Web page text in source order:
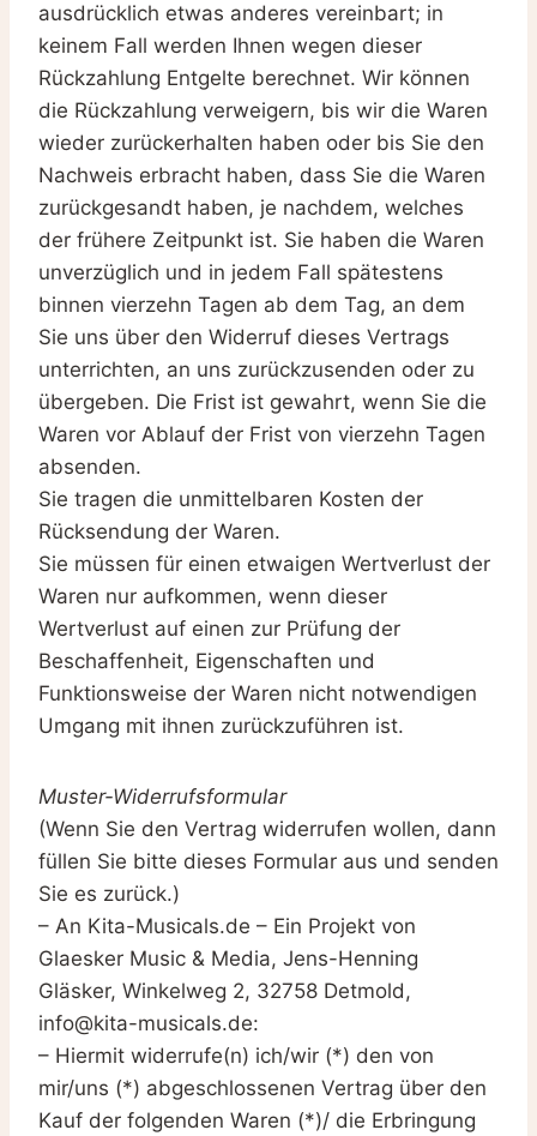
ausdrücklich etwas anderes vereinbart; in
keinem Fall werden Ihnen wegen dieser
Rückzahlung Entgelte berechnet. Wir können
die Rückzahlung verweigern, bis wir die Waren
wieder zurückerhalten haben oder bis Sie den
Nachweis erbracht haben, dass Sie die Waren
zurückgesandt haben, je nachdem, welches
der frühere Zeitpunkt ist. Sie haben die Waren
unverzüglich und in jedem Fall spätestens
binnen vierzehn Tagen ab dem Tag, an dem
Sie uns über den Widerruf dieses Vertrags
unterrichten, an uns zurückzusenden oder zu
übergeben. Die Frist ist gewahrt, wenn Sie die
Waren vor Ablauf der Frist von vierzehn Tagen
absenden.
Sie tragen die unmittelbaren Kosten der
Rücksendung der Waren.
Sie müssen für einen etwaigen Wertverlust der
Waren nur aufkommen, wenn dieser
Wertverlust auf einen zur Prüfung der
Beschaffenheit, Eigenschaften und
Funktionsweise der Waren nicht notwendigen
Umgang mit ihnen zurückzuführen ist.
Muster-Widerrufsformular
(Wenn Sie den Vertrag widerrufen wollen, dann
füllen Sie bitte dieses Formular aus und senden
Sie es zurück.)
– An Kita-Musicals.de – Ein Projekt von
Glaesker Music & Media, Jens-Henning
Gläsker, Winkelweg 2, 32758 Detmold,
info@kita-musicals.de:
– Hiermit widerrufe(n) ich/wir (*) den von
mir/uns (*) abgeschlossenen Vertrag über den
Kauf der folgenden Waren (*)/ die Erbringung